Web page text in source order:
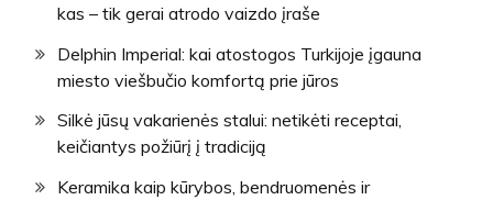
kas – tik gerai atrodo vaizdo įraše
Delphin Imperial: kai atostogos Turkijoje įgauna
miesto viešbučio komfortą prie jūros
Silkė jūsų vakarienės stalui: netikėti receptai,
keičiantys požiūrį į tradiciją
Keramika kaip kūrybos, bendruomenės ir